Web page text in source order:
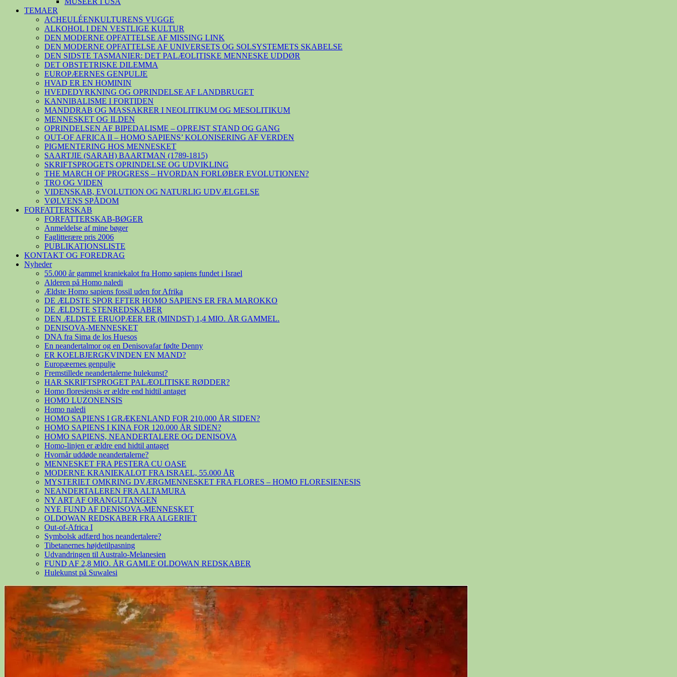
TEMAER
ACHEULÉENKULTURENS VUGGE
ALKOHOL I DEN VESTLIGE KULTUR
DEN MODERNE OPFATTELSE AF MISSING LINK
DEN MODERNE OPFATTELSE AF UNIVERSETS OG SOLSYSTEMETS SKABELSE
DEN SIDSTE TASMANIER: DET PALÆOLITISKE MENNESKE UDDØR
DET OBSTETRISKE DILEMMA
EUROPÆERNES GENPULJE
HVAD ER EN HOMININ
HVEDEDYRKNING OG OPRINDELSE AF LANDBRUGET
KANNIBALISME I FORTIDEN
MANDDRAB OG MASSAKRER I NEOLITIKUM OG MESOLITIKUM
MENNESKET OG ILDEN
OPRINDELSEN AF BIPEDALISME – OPREJST STAND OG GANG
OUT-OF AFRICA II – HOMO SAPIENS’ KOLONISERING AF VERDEN
PIGMENTERING HOS MENNESKET
SAARTJIE (SARAH) BAARTMAN (1789-1815)
SKRIFTSPROGETS OPRINDELSE OG UDVIKLING
THE MARCH OF PROGRESS – HVORDAN FORLØBER EVOLUTIONEN?
TRO OG VIDEN
VIDENSKAB, EVOLUTION OG NATURLIG UDVÆLGELSE
VØLVENS SPÅDOM
FORFATTERSKAB
FORFATTERSKAB-BØGER
Anmeldelse af mine bøger
Faglitterære pris 2006
PUBLIKATIONSLISTE
KONTAKT OG FOREDRAG
Nyheder
55.000 år gammel kraniekalot fra Homo sapiens fundet i Israel
Alderen på Homo naledi
Ældste Homo sapiens fossil uden for Afrika
DE ÆLDSTE SPOR EFTER HOMO SAPIENS ER FRA MAROKKO
DE ÆLDSTE STENREDSKABER
DEN ÆLDSTE ERUOPÆER ER (MINDST) 1,4 MIO. ÅR GAMMEL.
DENISOVA-MENNESKET
DNA fra Sima de los Huesos
En neandertalmor og en Denisovafar fødte Denny
ER KOELBJERGKVINDEN EN MAND?
Europæernes genpulje
Fremstillede neandertalerne hulekunst?
HAR SKRIFTSPROGET PALÆOLITISKE RØDDER?
Homo floresiensis er ældre end hidtil antaget
HOMO LUZONENSIS
Homo naledi
HOMO SAPIENS I GRÆKENLAND FOR 210.000 ÅR SIDEN?
HOMO SAPIENS I KINA FOR 120.000 ÅR SIDEN?
HOMO SAPIENS, NEANDERTALERE OG DENISOVA
Homo-linjen er ældre end hidtil antaget
Hvornår uddøde neandertalerne?
MENNESKET FRA PESTERA CU OASE
MODERNE KRANIEKALOT FRA ISRAEL, 55.000 ÅR
MYSTERIET OMKRING DVÆRGMENNESKET FRA FLORES – HOMO FLORESIENESIS
NEANDERTALEREN FRA ALTAMURA
NY ART AF ORANGUTANGEN
NYE FUND AF DENISOVA-MENNESKET
OLDOWAN REDSKABER FRA ALGERIET
Out-of-Africa I
Symbolsk adfærd hos neandertalere?
Tibetanernes højdetilpasning
Udvandringen til Australo-Melanesien
FUND AF 2,8 MIO. ÅR GAMLE OLDOWAN REDSKABER
Hulekunst på Suwalesi